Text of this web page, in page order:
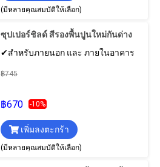
(มีหลายคุณสมบัติให้เลือก)
ซุปเปอร์ชิลด์ สีรองพื้นปูนใหม่กันด่าง
✔สำหรับภายนอก และ ภายในอาคาร
฿745
฿670 -10%
เพิ่มลงตะกร้า
(มีหลายคุณสมบัติให้เลือก)